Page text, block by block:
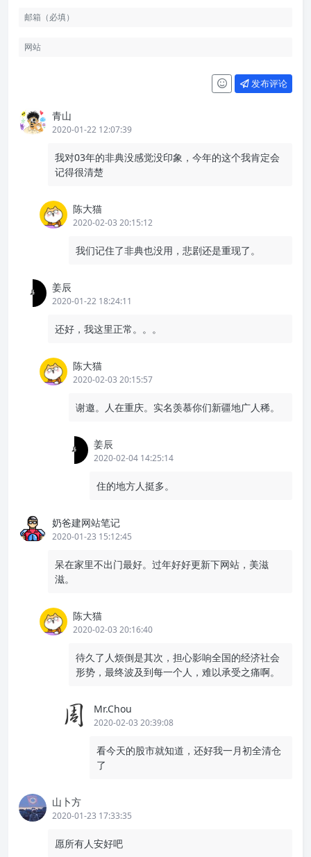
发布评论
青山
2020-01-22 12:07:39
我对03年的非典没感觉没印象，今年的这个我肯定会
记得很清楚
陈大猫
2020-02-03 20:15:12
我们记住了非典也没用，悲剧还是重现了。
姜辰
2020-01-22 18:24:11
还好，我这里正常。。。
陈大猫
2020-02-03 20:15:57
谢邀。人在重庆。实名羡慕你们新疆地广人稀。
姜辰
2020-02-04 14:25:14
住的地方人挺多。
奶爸建网站笔记
2020-01-23 15:12:45
呆在家里不出门最好。过年好好更新下网站，美滋
滋。
陈大猫
2020-02-03 20:16:40
待久了人烦倒是其次，担心影响全国的经济社会
形势，最终波及到每一个人，难以承受之痛啊。
Mr.Chou
2020-02-03 20:39:08
看今天的股市就知道，还好我一月初全清仓
了
山卜方
2020-01-23 17:33:35
愿所有人安好吧